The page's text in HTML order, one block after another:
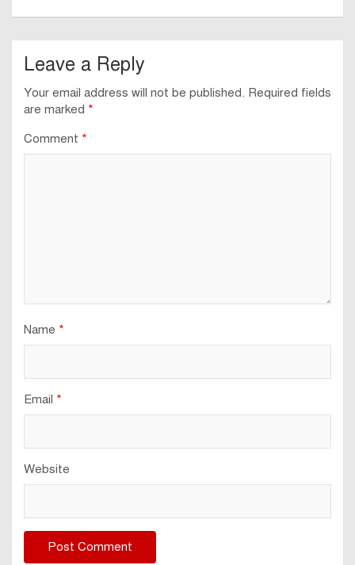
Leave a Reply
Your email address will not be published. Required fields
are marked *
Comment *
Name *
Email *
Website